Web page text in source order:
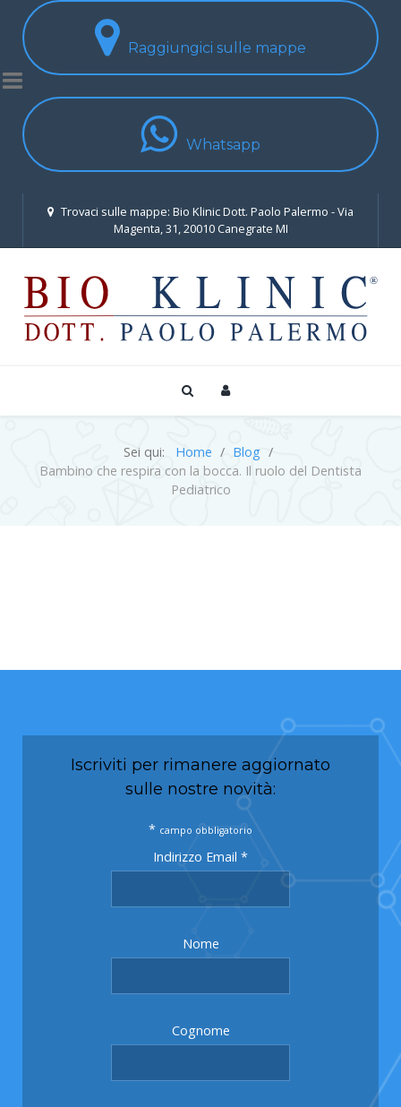
Raggiungici sulle mappe
Whatsapp
Trovaci sulle mappe: Bio Klinic Dott. Paolo Palermo - Via
Magenta, 31, 20010 Canegrate MI
Sei qui: Home
Blog
Bambino che respira con la bocca. Il ruolo del Dentista
Pediatrico
Iscriviti per rimanere aggiornato
sulle nostre novità:
* campo obbligatorio
Indirizzo Email *
Nome
Cognome